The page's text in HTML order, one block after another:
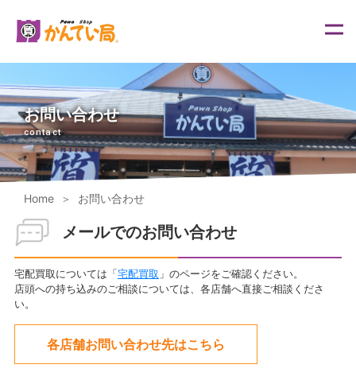
キ
ッ
プ
お問い合わせ
contact
Home お問い合わせ
メールでのお問い合わせ
宅配買取については「宅配買取 」のページをご確認ください。
店頭への持ち込みのご相談については、各店舗へ直接ご相談くださ
い。
各店舗お問い合わせ先はこちら